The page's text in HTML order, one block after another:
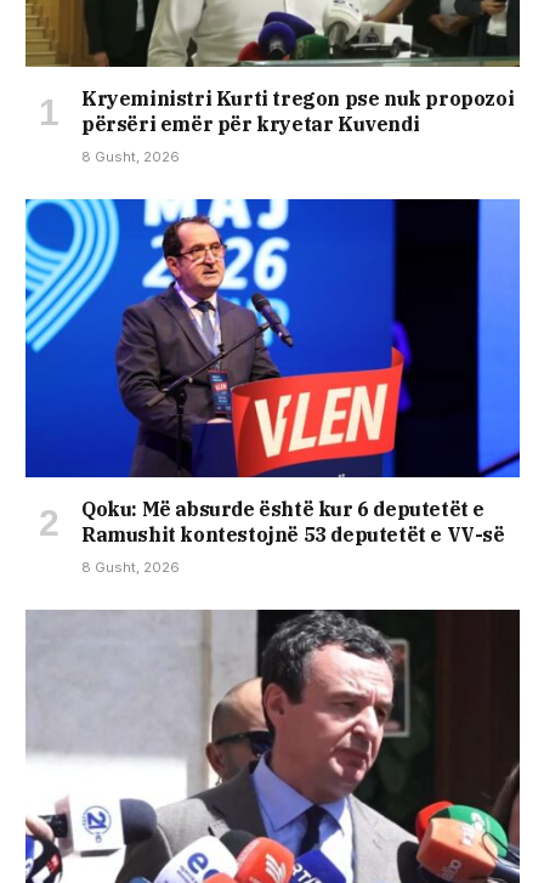
Kryeministri Kurti tregon pse nuk propozoi
përsëri emër për kryetar Kuvendi
8 Gusht, 2026
Qoku: Më absurde është kur 6 deputetët e
Ramushit kontestojnë 53 deputetët e VV-së
8 Gusht, 2026